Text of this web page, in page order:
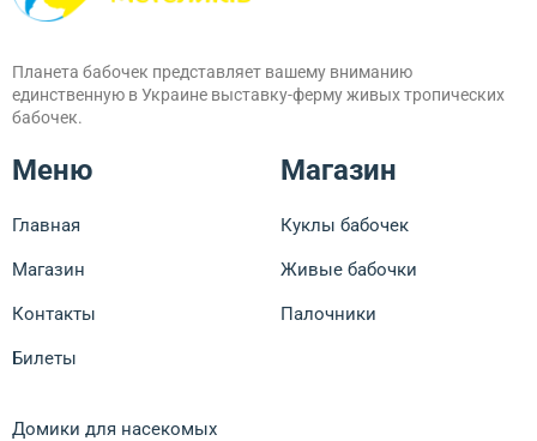
Планета бабочек представляет вашему вниманию
единственную в Украине выставку-ферму живых тропических
бабочек.
Меню
Главная
Магазин
Контакты
Билеты
Магазин
Куклы бабочек
Живые бабочки
Палочники
Домики для насекомых